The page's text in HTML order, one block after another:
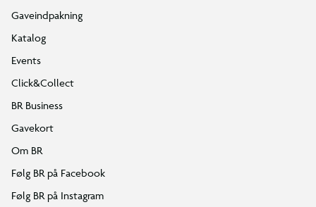
Gaveindpakning
Katalog
Events
Click&Collect
BR Business
Gavekort
Om BR
Følg BR på Facebook
Følg BR på Instagram